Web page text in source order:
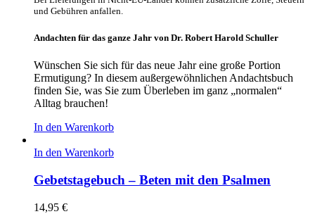
und Gebühren anfallen.
Andachten für das ganze Jahr von Dr. Robert Harold Schuller
Wünschen Sie sich für das neue Jahr eine große Portion
Ermutigung? In diesem außergewöhnlichen Andachtsbuch
finden Sie, was Sie zum Überleben im ganz „normalen“
Alltag brauchen!
In den Warenkorb
In den Warenkorb
Gebetstagebuch – Beten mit den Psalmen
14,95 €